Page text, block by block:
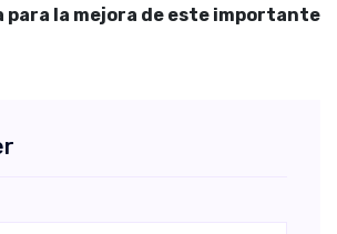
la mejora de este importante